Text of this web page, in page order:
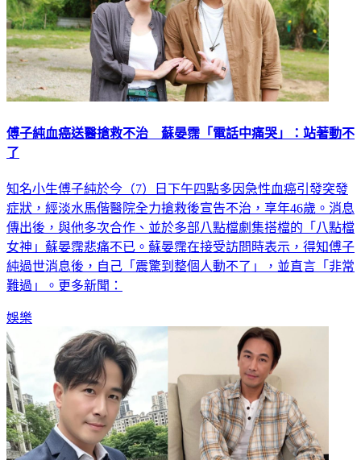
傅子純血癌送醫搶救不治 蘇晏霈「電話中痛哭」：站著動不
了
知名小生傅子純於今（7）日下午四點多因急性血癌引發突發
症狀，經淡水馬偕醫院全力搶救後宣告不治，享年46歲。消息
傳出後，與他多次合作、並於多部八點檔劇集搭檔的「八點檔
女神」蘇晏霈悲痛不已。蘇晏霈在接受訪問時表示，得知傅子
純過世消息後，自己「震驚到整個人動不了」，並直言「非常
難過」。更多新聞：
娛樂